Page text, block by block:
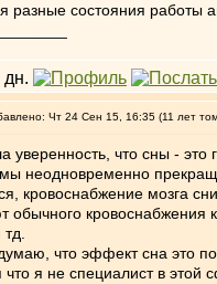
разные состояния работы
Чт 24 Сен 15, 16:35 (11 лет
уверенность, что сны -
неодновременно
кровоснабжение мозга
обычного кровоснабжения
что эффект сна это
что я не специалист в